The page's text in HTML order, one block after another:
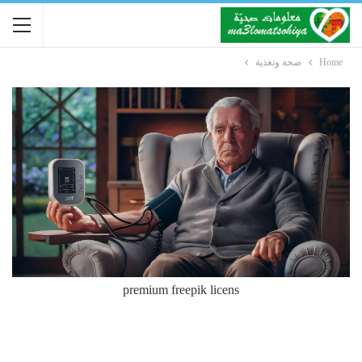
Home صحة وتغذية
premium freepik licens